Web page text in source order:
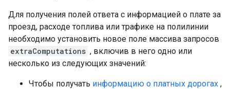
Для получения полей ответа с информацией о плате за
проезд, расходе топлива или трафике на полилинии
необходимо установить новое поле массива запросов
extraComputations , включив в него одно или
несколько из следующих значений:
Чтобы получать информацию о платных дорогах ,